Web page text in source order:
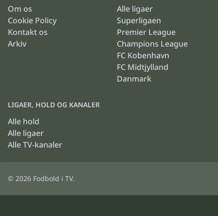
Om os
Cookie Policy
Kontakt os
Arkiv
Alle ligaer
Superligaen
Premier League
Champions League
FC Kobenhavn
FC Midtjylland
Danmark
LIGAER, HOLD OG KANALER
Alle hold
Alle ligaer
Alle TV-kanaler
© 2026 Fodbold i TV.